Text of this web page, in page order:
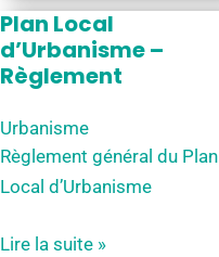
(p.l.u.)
Plan Local
d’Urbanisme –
Règlement
Urbanisme
Règlement général du Plan
Local d’Urbanisme
Plan
Lire la suite »